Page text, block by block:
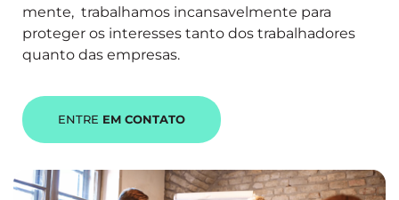
mente, trabalhamos incansavelmente para
proteger os interesses tanto dos trabalhadores
quanto das empresas.
ENTRE EM CONTATO